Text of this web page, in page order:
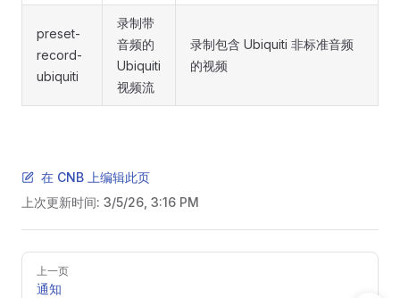
preset-
record-
ubiquiti
录制带
音频的
Ubiquiti
视频流
录制包含 Ubiquiti 非标准音频
的视频
在 CNB 上编辑此页
上次更新时间: 3/5/26, 3:16 PM
Pager
上一页
通知